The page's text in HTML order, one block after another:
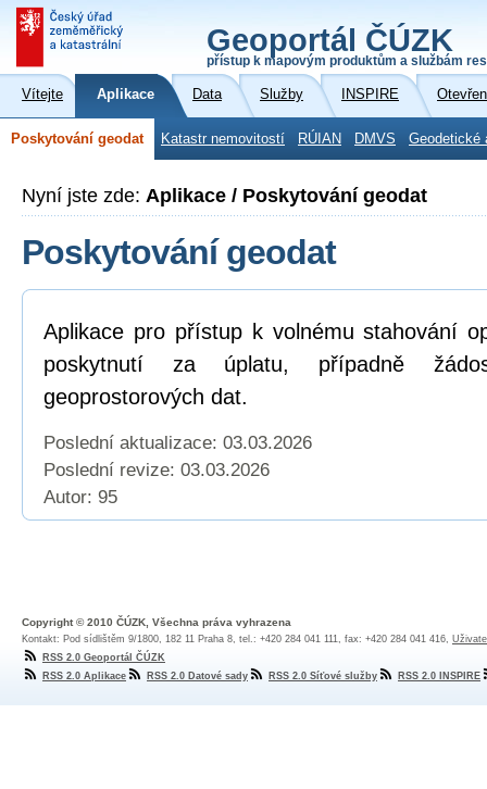
Geoportál ČÚZK
přístup k mapovým produktům a službám
Vítejte Aplikace Data Služby INSPIRE
Poskytování geodat Katastr nemovitostí RÚIAN DMVS Geodetické
Nyní jste zde: Aplikace / Poskytování geodat
Poskytování geodat
Aplikace pro přístup k volnému stahování
poskytnutí za úplatu, případně
geoprostorových dat.
Poslední aktualizace: 03.03.2026
Poslední revize: 03.03.2026
Autor: 95
Copyright © 2010 ČÚZK, Všechna práva vyhrazena
Kontakt: Pod sídlištěm 9/1800, 182 11 Praha 8, tel.: +420 284 041 111, fax: +420 284 041 416,
RSS 2.0 Geoportál ČÚZK
RSS 2.0 Aplikace
RSS 2.0 Datové sady RSS 2.0 Síťové služby RSS 2.0 INSPIRE